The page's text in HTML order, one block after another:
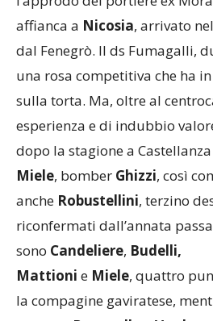
affianca a Nicosia, arrivato
dal Fenegrò. Il ds Fumagalli,
una rosa competitiva che ha
sulla torta. Ma, oltre al
esperienza e di indubbio
dopo la stagione a
Miele , bomberGhizzi, così
anche Robustellini, terzino
riconfermati dall’annata
sonoCandeliere,Budelli,
MattionieMiele , quattro
la compagine gaviratese,
salutatoPavanelloeVerde.